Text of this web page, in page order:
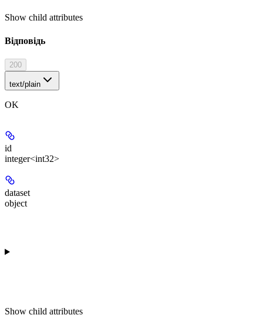
Show child attributes
Відповідь
200
text/plain
OK
id
integer<int32>
dataset
object
Show child attributes